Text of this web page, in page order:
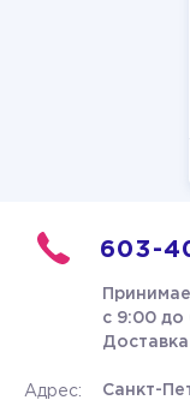
603-
с 9:00 до
Адрес:
Санкт-